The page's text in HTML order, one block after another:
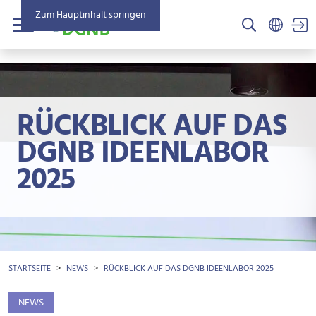
Zum Hauptinhalt springen
Menü
RÜCKBLICK AUF DAS
DGNB IDEENLABOR
2025
BROTKRÜMEL
STARTSEITE NEWS RÜCKBLICK AUF DAS DGNB IDEENLABOR 2025
NEWS